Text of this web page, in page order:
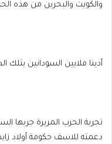
والكويت والبحرين من هذه
أدينا ملايين السودانين
تجربة الحرب المريرة جربها
دعمته للاسف حكومة أولاد